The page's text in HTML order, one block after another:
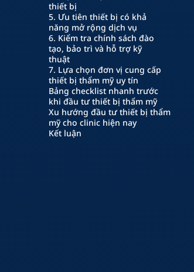
thiết bị
5. Ưu tiên thiết bị có khả
năng mở rộng dịch vụ
6. Kiểm tra chính sách đào
tạo, bảo trì và hỗ trợ kỹ
thuật
7. Lựa chọn đơn vị cung cấp
thiết bị thẩm mỹ uy tín
Bảng checklist nhanh trước
khi đầu tư thiết bị thẩm mỹ
Xu hướng đầu tư thiết bị thẩm
mỹ cho clinic hiện nay
Kết luận